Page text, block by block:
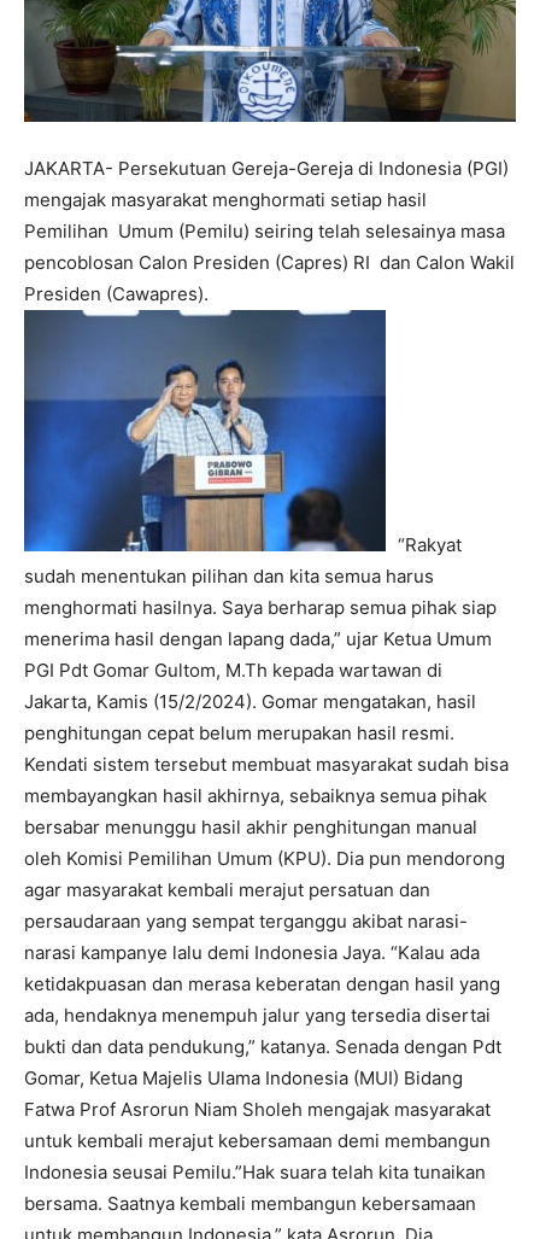
JAKARTA- Persekutuan Gereja-Gereja di Indonesia (PGI)
mengajak masyarakat menghormati setiap hasil
Pemilihan Umum (Pemilu) seiring telah selesainya masa
pencoblosan Calon Presiden (Capres) RI dan Calon Wakil
Presiden (Cawapres).
“Rakyat
sudah menentukan pilihan dan kita semua harus
menghormati hasilnya. Saya berharap semua pihak siap
menerima hasil dengan lapang dada,” ujar Ketua Umum
PGI Pdt Gomar Gultom, M.Th kepada wartawan di
Jakarta, Kamis (15/2/2024). Gomar mengatakan, hasil
penghitungan cepat belum merupakan hasil resmi.
Kendati sistem tersebut membuat masyarakat sudah bisa
membayangkan hasil akhirnya, sebaiknya semua pihak
bersabar menunggu hasil akhir penghitungan manual
oleh Komisi Pemilihan Umum (KPU). Dia pun mendorong
agar masyarakat kembali merajut persatuan dan
persaudaraan yang sempat terganggu akibat narasi-
narasi kampanye lalu demi Indonesia Jaya. “Kalau ada
ketidakpuasan dan merasa keberatan dengan hasil yang
ada, hendaknya menempuh jalur yang tersedia disertai
bukti dan data pendukung,” katanya. Senada dengan Pdt
Gomar, Ketua Majelis Ulama Indonesia (MUI) Bidang
Fatwa Prof Asrorun Niam Sholeh mengajak masyarakat
untuk kembali merajut kebersamaan demi membangun
Indonesia seusai Pemilu.”Hak suara telah kita tunaikan
bersama. Saatnya kembali membangun kebersamaan